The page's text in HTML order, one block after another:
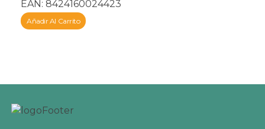
EAN: 8424160024423
Añadir Al Carrito